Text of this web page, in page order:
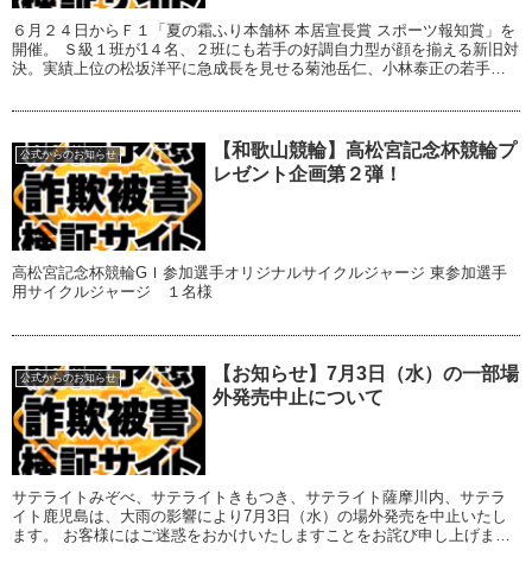
６月２４日からＦ１「夏の霜ふり本舗杯 本居宣長賞 スポーツ報知賞」を
開催。 Ｓ級１班が1４名、２班にも若手の好調自力型が顔を揃える新旧対
決。実績上位の松坂洋平に急成長を見せる菊池岳仁、小林泰正の若手関
公式からのお知らせ
【和歌山競輪】高松宮記念杯競輪プ
レゼント企画第２弾！
高松宮記念杯競輪GＩ参加選手オリジナルサイクルジャージ 東参加選手
用サイクルジャージ １名様
公式からのお知らせ
【お知らせ】7月3日（水）の一部場
外発売中止について
サテライトみぞべ、サテライトきもつき、サテライト薩摩川内、サテラ
イト鹿児島は、大雨の影響により7月3日（水）の場外発売を中止いたし
ます。 お客様にはご迷惑をおかけいたしますことをお詫び申し上げま